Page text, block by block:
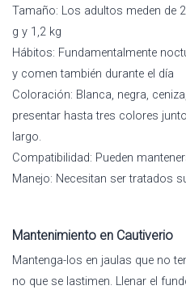
Tamaño: Los adultos meden de
g y 1,2 kg
Hábitos: Fundamentalmente
y comen también durante el día
Coloración: Blanca, negra,
presentar hasta tres colores
largo.
Compatibilidad: Pueden
Manejo: Necesitan ser tratados
Mantenimiento en Cautiverio
Mantenga-los en jaulas que no
no que se lastimen. Llenar el